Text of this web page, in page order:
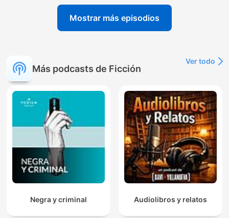
Mostrar más episodios
Más podcasts de Ficción
Ver todo
Negra y criminal Audiolibros y relatos